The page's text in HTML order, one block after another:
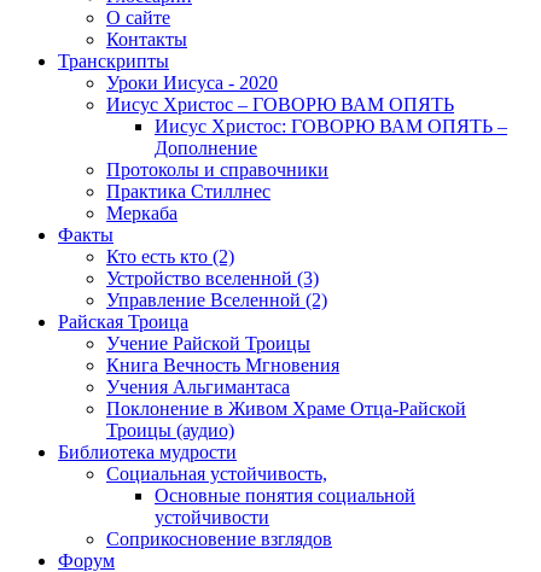
О сайте
Контакты
Транскрипты
Уроки Иисуса - 2020
Иисус Христос – ГОВОРЮ ВАМ ОПЯТЬ
Иисус Христос: ГОВОРЮ ВАМ ОПЯТЬ –
Дополнение
Протоколы и справочники
Практика Стиллнес
Меркаба
Факты
Кто есть кто (2)
Устройство вселенной (3)
Управление Вселенной (2)
Райская Троица
Учение Райской Троицы
Книга Вечность Мгновения
Учения Альгимантаса
Поклонение в Живом Храме Отца-Райской
Троицы (аудио)
Библиотека мудрости
Социальная устойчивость,
Основные понятия социальной
устойчивости
Соприкосновение взглядов
Форум